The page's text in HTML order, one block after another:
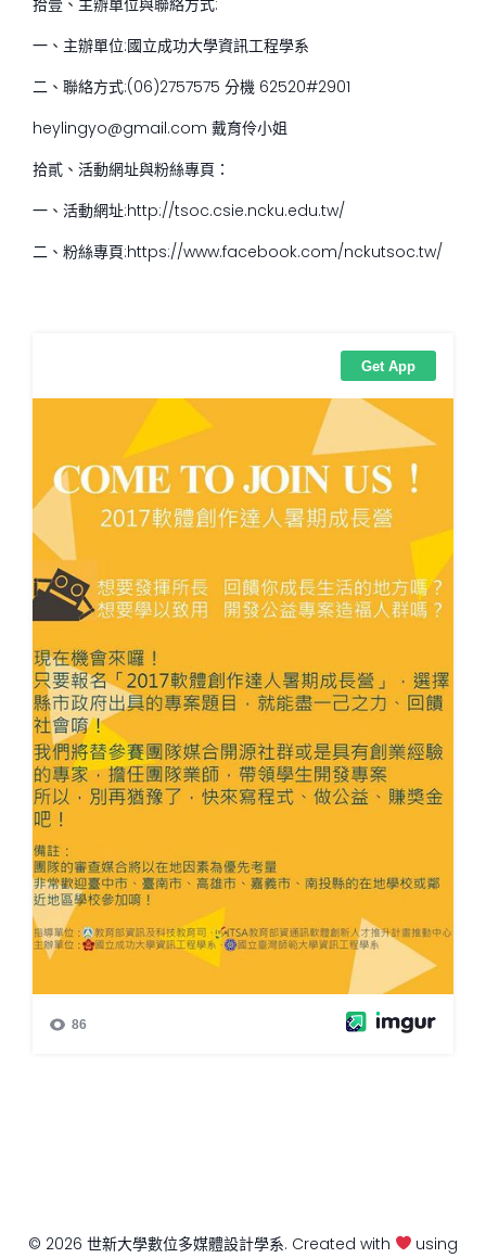
拾壹、主辦單位與聯絡方式:
一、主辦單位:國立成功大學資訊工程學系
二、聯絡方式:(06)2757575 分機 62520#2901
heylingyo@gmail.com 戴育伶小姐
拾貳、活動網址與粉絲專頁：
一、活動網址:http://tsoc.csie.ncku.edu.tw/
二、粉絲專頁:https://www.facebook.com/nckutsoc.tw/
© 2026 世新大學數位多媒體設計學系. Created with
using